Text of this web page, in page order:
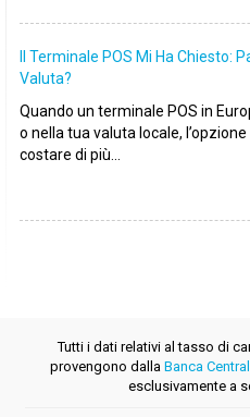
Il Terminale POS Mi Ha Chiesto:
Valuta?
Quando un terminale POS in
o nella tua valuta locale,
costare di più...
Tutti i dati relativi al tasso di
provengono dalla Banca
esclusivamente a